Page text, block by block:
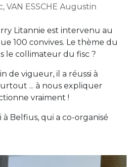
VAN ESSCHE Augustin
Litannie est intervenu au
100 convives. Le thème du
le collimateur du fisc ?
de vigueur, il a réussi à
... à nous expliquer
vraiment !
Belfius, qui a co-organisé